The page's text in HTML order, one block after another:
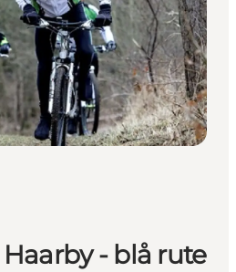
- blå rute